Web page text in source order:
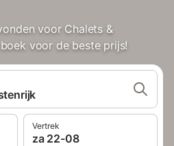
voor Chalets &
voor de beste prijs!
Vertrek
za 22-08